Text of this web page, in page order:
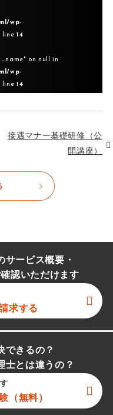
wp-
line 14
on null in
wp-
line 14
接遇マナー基礎研修（公
開講座）
サービス概要・
認いただけます
求する
できるの？
士とは違うの？
（無料）